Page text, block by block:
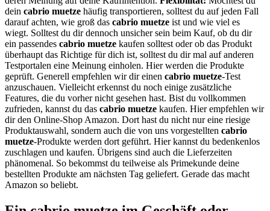
dein cabrio muetze häufig transportieren, solltest du auf jeden Fall
darauf achten, wie groß das cabrio muetze ist und wie viel es
wiegt. Solltest du dir dennoch unsicher sein beim Kauf, ob du dir
ein passendes cabrio muetze kaufen solltest oder ob das Produkt
überhaupt das Richtige für dich ist, solltest du dir mal auf anderen
Testportalen eine Meinung einholen. Hier werden die Produkte
geprüft. Generell empfehlen wir dir einen cabrio muetze-Test
anzuschauen. Vielleicht erkennst du noch einige zusätzliche
Features, die du vorher nicht gesehen hast. Bist du vollkommen
zufrieden, kannst du das cabrio muetze kaufen. Hier empfehlen wir
dir den Online-Shop Amazon. Dort hast du nicht nur eine riesige
Produktauswahl, sondern auch die von uns vorgestellten cabrio
muetze-Produkte werden dort geführt. Hier kannst du bedenkenlos
zuschlagen und kaufen. Übrigens sind auch die Lieferzeiten
phänomenal. So bekommst du teilweise als Primekunde deine
bestellten Produkte am nächsten Tag geliefert. Gerade das macht
Amazon so beliebt.